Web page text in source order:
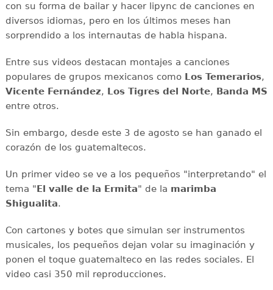
con su forma de bailar y hacer lipync de canciones en
diversos idiomas, pero en los últimos meses han
sorprendido a los internautas de habla hispana.
Entre sus videos destacan montajes a canciones
populares de grupos mexicanos como Los Temerarios,
Vicente Fernández, Los Tigres del Norte, Banda MS
entre otros.
Sin embargo, desde este 3 de agosto se han ganado el
corazón de los guatemaltecos.
Un primer video se ve a los pequeños "interpretando" el
tema " El valle de la Ermita" de la marimba
Shigualita.
Con cartones y botes que simulan ser instrumentos
musicales, los pequeños dejan volar su imaginación y
ponen el toque guatemalteco en las redes sociales. El
video casi 350 mil reproducciones.